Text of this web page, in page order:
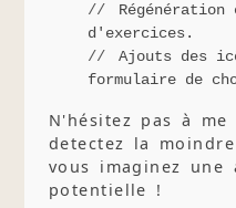
d'exercices.
Ajouts des
formulaire de
N'hésitez pas à
detectez la
vous imaginez une
potentielle !